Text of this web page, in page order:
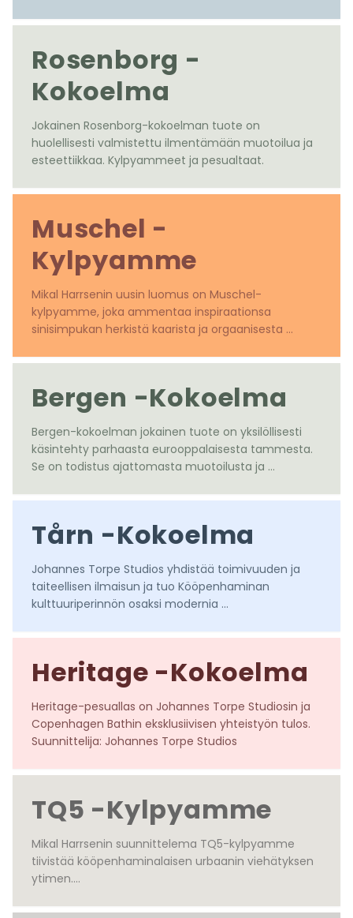
materiaalista.
Rosenborg -
Kokoelma
Jokainen Rosenborg-kokoelman tuote on
huolellisesti valmistettu ilmentämään muotoilua ja
esteettiikkaa. Kylpyammeet ja pesualtaat.
Muschel -
Kylpyamme
Mikal Harrsenin uusin luomus on Muschel-
kylpyamme, joka ammentaa inspiraationsa
sinisimpukan herkistä kaarista ja orgaanisesta
Suunnittelija: Mikal Harrsen
Bergen -Kokoelma
Bergen-kokoelman jokainen tuote on yksilöllisesti
käsintehty parhaasta eurooppalaisesta tammesta.
Se on todistus ajattomasta muotoilusta ja
Tårn -Kokoelma
Johannes Torpe Studios yhdistää toimivuuden ja
taiteellisen ilmaisun ja tuo Kööpenhaminan
kulttuuriperinnön osaksi modernia
tanskalaisella huippumuotoilulla.
Heritage -Kokoelma
Heritage-pesuallas on Johannes Torpe Studiosin ja
Copenhagen Bathin eksklusiivisen yhteistyön tulos.
Suunnittelija: Johannes Torpe Studios
TQ5 -Kylpyamme
Mikal Harrsenin suunnittelema TQ5-kylpyamme
tiivistää kööpenhaminalaisen urbaanin viehätyksen
ytimen.